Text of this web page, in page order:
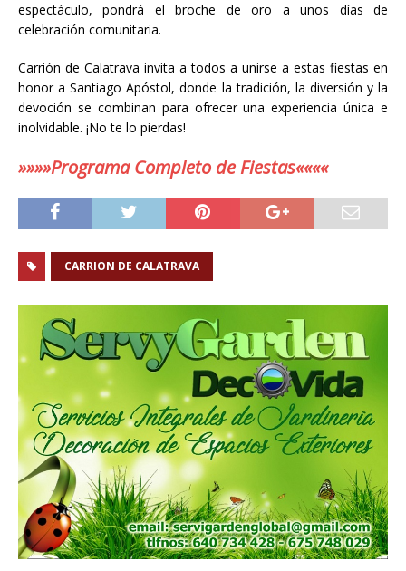
espectáculo, pondrá el broche de oro a unos días de
celebración comunitaria.
Carrión de Calatrava invita a todos a unirse a estas fiestas en
honor a Santiago Apóstol, donde la tradición, la diversión y la
devoción se combinan para ofrecer una experiencia única e
inolvidable. ¡No te lo pierdas!
»»»»Programa Completo de Fiestas««««
CARRION DE CALATRAVA